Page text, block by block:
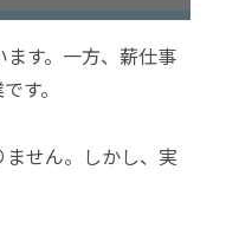
す。一方、薪仕事
す。
せん。しかし、実